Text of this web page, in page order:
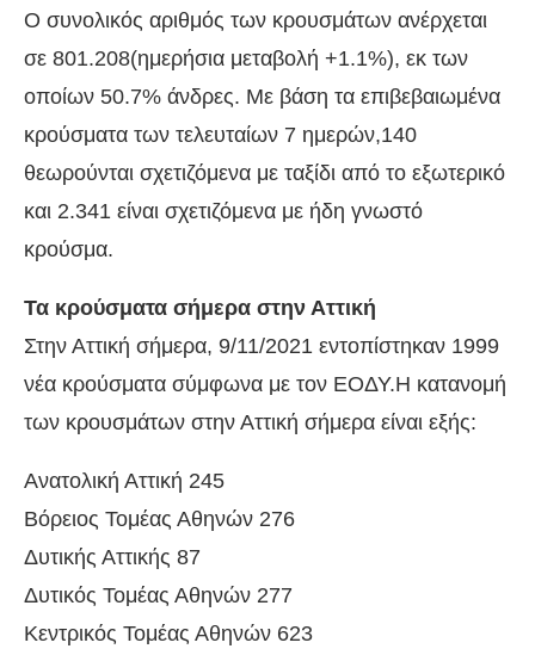
Ο συνολικός αριθμός των κρουσμάτων ανέρχεται
σε 801.208(ημερήσια μεταβολή +1.1%), εκ των
οποίων 50.7% άνδρες. Με βάση τα επιβεβαιωμένα
κρούσματα των τελευταίων 7 ημερών,140
θεωρούνται σχετιζόμενα με ταξίδι από το εξωτερικό
και 2.341 είναι σχετιζόμενα με ήδη γνωστό
κρούσμα.
Τα κρούσματα σήμερα στην Αττική
Στην Αττική σήμερα, 9/11/2021 εντοπίστηκαν 1999
νέα κρούσματα σύμφωνα με τον ΕΟΔΥ.Η κατανομή
των κρουσμάτων στην Αττική σήμερα είναι εξής:
Ανατολική Αττική 245
Βόρειος Τομέας Αθηνών 276
Δυτικής Αττικής 87
Δυτικός Τομέας Αθηνών 277
Κεντρικός Τομέας Αθηνών 623